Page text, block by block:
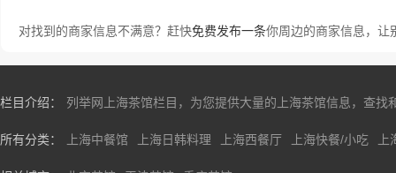
对找到的商家信息不满意？赶快免费发布一条你周边的商家信息，让
栏目介绍： 列举网上海茶馆栏目，为您提供大量的上海茶馆信息，查
所有分类： 上海中餐馆 上海日韩料理 上海西餐厅 上海快餐/小吃